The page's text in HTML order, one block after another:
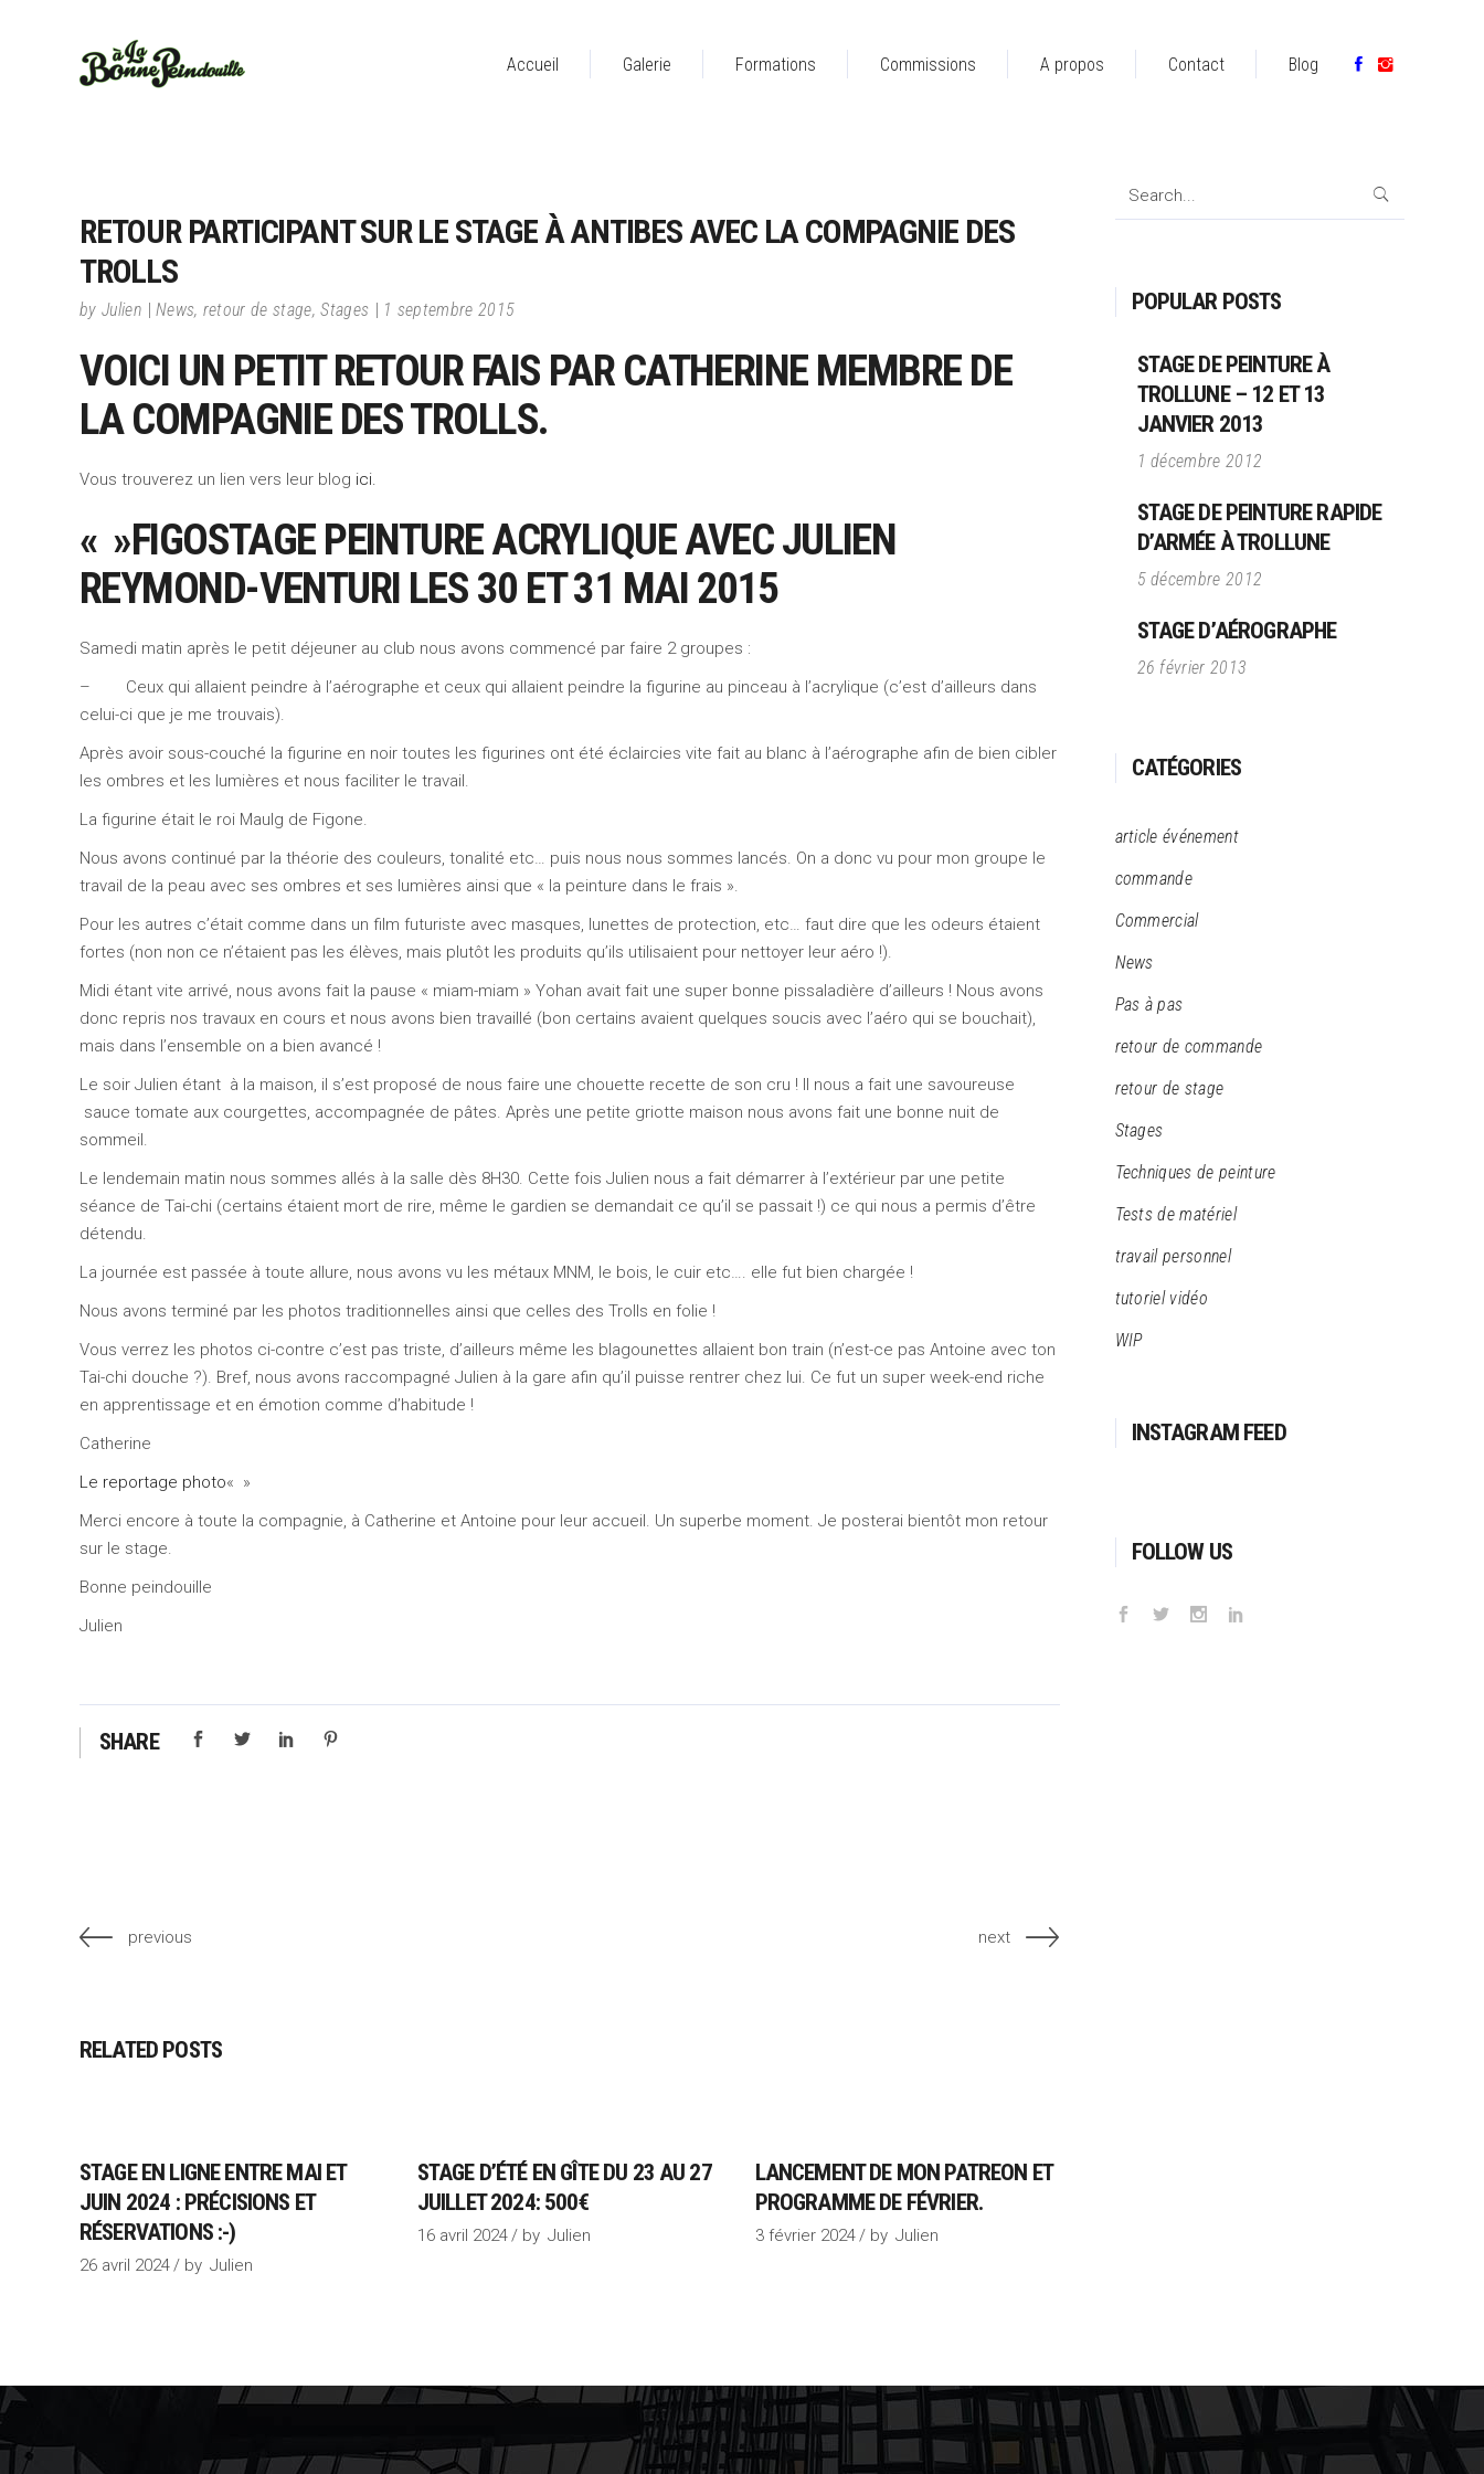
Accueil Galerie Formations Commissions A propos Contact Blog
RETOUR PARTICIPANT SUR LE STAGE À ANTIBES AVEC LA COMPAGNIE DES
TROLLS
by Julien News, retour de stage,Stages 1 septembre 2015
VOICI UN PETIT RETOUR FAIS PAR CATHERINE MEMBRE DE
LA COMPAGNIE DES TROLLS.
Vous trouverez un lien vers leur blog ici.
« »FIGOSTAGE PEINTURE ACRYLIQUE AVEC JULIEN
REYMOND-VENTURI LES 30 ET 31 MAI 2015
Samedi matin après le petit déjeuner au club nous avons commencé par faire 2 groupes :
–
Ceux qui allaient peindre à l’aérographe et ceux qui allaient peindre la figurine au pinceau à l’acrylique (c’est d’ailleurs dans
celui-ci que je me trouvais).
Après avoir sous-couché la figurine en noir toutes les figurines ont été éclaircies vite fait au blanc à l’aérographe afin de bien cibler
les ombres et les lumières et nous faciliter le travail.
La figurine était le roi Maulg de Figone.
Nous avons continué par la théorie des couleurs, tonalité etc… puis nous nous sommes lancés. On a donc vu pour mon groupe le
travail de la peau avec ses ombres et ses lumières ainsi que « la peinture dans le frais ».
Pour les autres c’était comme dans un film futuriste avec masques, lunettes de protection, etc… faut dire que les odeurs étaient
fortes (non non ce n’étaient pas les élèves, mais plutôt les produits qu’ils utilisaient pour nettoyer leur aéro !).
Midi étant vite arrivé, nous avons fait la pause « miam-miam » Yohan avait fait une super bonne pissaladière d’ailleurs ! Nous avons
donc repris nos travaux en cours et nous avons bien travaillé (bon certains avaient quelques soucis avec l’aéro qui se bouchait),
mais dans l’ensemble on a bien avancé !
Le soir Julien étant à la maison, il s’est proposé de nous faire une chouette recette de son cru ! Il nous a fait une savoureuse
sauce tomate aux courgettes, accompagnée de pâtes. Après une petite griotte maison nous avons fait une bonne nuit de
sommeil.
Le lendemain matin nous sommes allés à la salle dès 8H30. Cette fois Julien nous a fait démarrer à l’extérieur par une petite
séance de Tai-chi (certains étaient mort de rire, même le gardien se demandait ce qu’il se passait !) ce qui nous a permis d’être
détendu.
La journée est passée à toute allure, nous avons vu les métaux MNM, le bois, le cuir etc…. elle fut bien chargée !
Nous avons terminé par les photos traditionnelles ainsi que celles des Trolls en folie !
Vous verrez les photos ci-contre c’est pas triste, d’ailleurs même les blagounettes allaient bon train (n’est-ce pas Antoine avec ton
Tai-chi douche ?). Bref, nous avons raccompagné Julien à la gare afin qu’il puisse rentrer chez lui. Ce fut un super week-end riche
en apprentissage et en émotion comme d’habitude !
Catherine
Le reportage photo« »
Merci encore à toute la compagnie, à Catherine et Antoine pour leur accueil. Un superbe moment. Je posterai bientôt mon retour
sur le stage.
Bonne peindouille
Julien
SHARE
previous next
RELATED POSTS
STAGE EN LIGNE ENTRE MAI ET
JUIN 2024 : PRÉCISIONS ET
RÉSERVATIONS :-)
26 avril 2024 by Julien
STAGE D’ÉTÉ EN GÎTE DU 23 AU 27
JUILLET 2024: 500€
16 avril 2024 by Julien
LANCEMENT DE MON PATREON ET
PROGRAMME DE FÉVRIER.
3 février 2024 by Julien
Search
POPULAR POSTS
STAGE DE PEINTURE À
TROLLUNE – 12 ET 13
JANVIER 2013
1 décembre 2012
STAGE DE PEINTURE RAPIDE
D’ARMÉE À TROLLUNE
5 décembre 2012
STAGE D’AÉROGRAPHE
26 février 2013
CATÉGORIES
article événement
commande
Commercial
News
Pas à pas
retour de commande
retour de stage
Stages
Techniques de peinture
Tests de matériel
travail personnel
tutoriel vidéo
WIP
INSTAGRAM FEED
FOLLOW US